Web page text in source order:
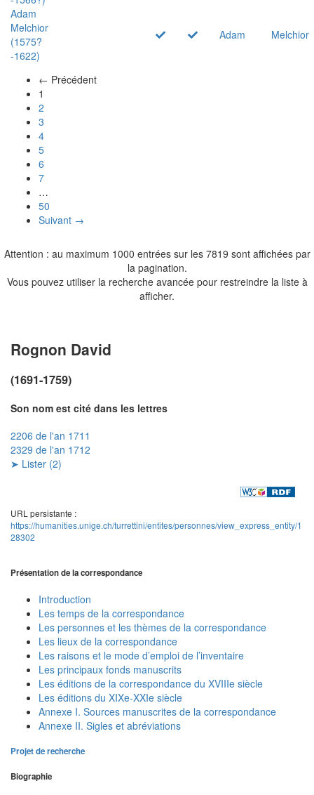
Adam
Melchior
(1575?
-1622)
Adam Melchior
← Précédent
1
2
3
4
5
6
7
…
50
Suivant →
Attention : au maximum 1000 entrées sur les 7819 sont affichées par
la pagination.
Vous pouvez utiliser la recherche avancée pour restreindre la liste à
afficher.
Rognon David
(1691-1759)
Son nom est cité dans les lettres
2206 de l'an 1711
2329 de l'an 1712
➤ Lister (2)
URL persistante :
https://humanities.unige.ch/turrettini/entites/personnes/view_express_entity/1
28302
Présentation de la correspondance
Introduction
Les temps de la correspondance
Les personnes et les thèmes de la correspondance
Les lieux de la correspondance
Les raisons et le mode d’emploi de l’inventaire
Les principaux fonds manuscrits
Les éditions de la correspondance du XVIIIe siècle
Les éditions du XIXe-XXIe siècle
Annexe I. Sources manuscrites de la correspondance
Annexe II. Sigles et abréviations
Projet de recherche
Biographie